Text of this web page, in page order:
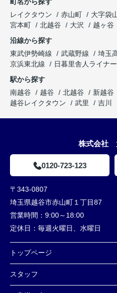
レイクタウン
赤山町 大字袋
宮本町
北越谷 大沢 越ヶ谷
沿線から探す
東武伊勢崎線
武蔵野線 埼玉
京浜東北線
日暮里舎人ライナー
駅から探す
南越谷
越谷 北越谷 新越谷
越谷レイクタウン
武里 吉川
株式会社
0120-723-123
〒343-0807
埼玉県越谷市赤山町１丁目87
営業時間： 9:00～18:00
定休日： 毎週火曜日、水曜日
トップページ
スタッフ